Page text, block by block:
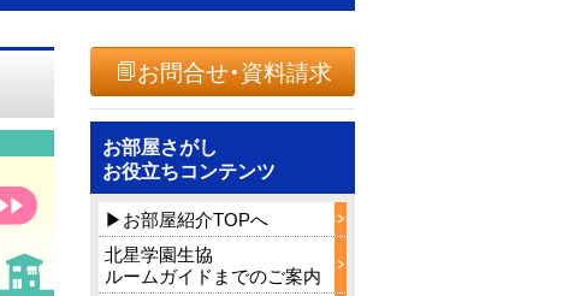
お問合せ・資料請求
お部屋さがし
お役立ちコンテンツ
▶お部屋紹介TOPへ
北星学園生協
ルームガイドまでのご案内